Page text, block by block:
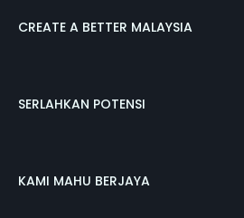
CREATE A BETTER MALAYSIA
SERLAHKAN POTENSI
KAMI MAHU BERJAYA